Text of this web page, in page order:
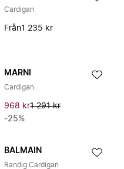
Cardigan
Från1 235 kr
MARNI
Cardigan
968 kr1 291 kr
-25%
BALMAIN
Randig Cardigan